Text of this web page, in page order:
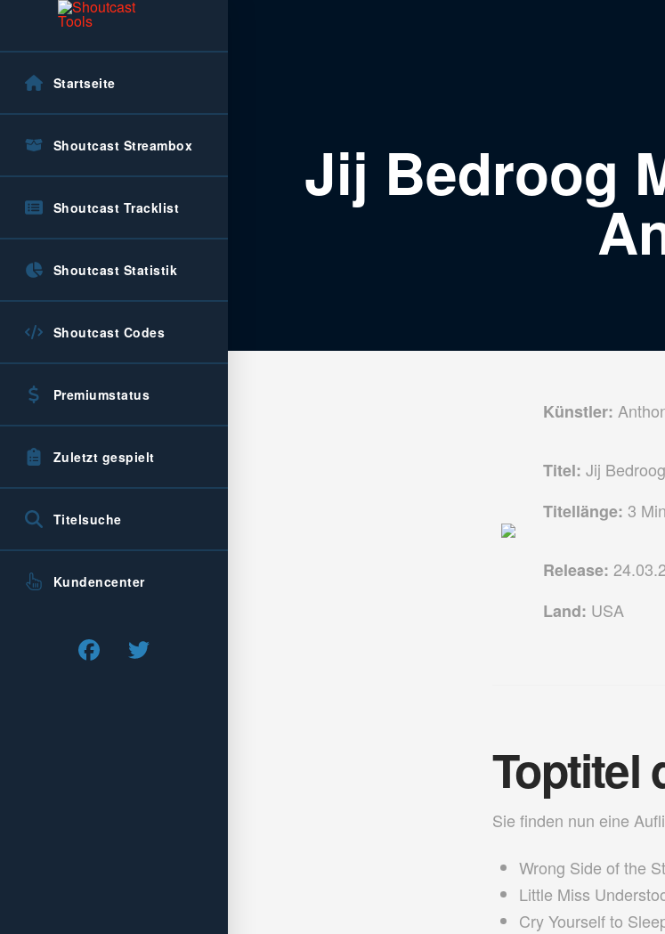
Startseite
Shoutcast Streambox
Shoutcast Tracklist
Shoutcast Statistik
Shoutcast Codes
Premiumstatus
Zuletzt gespielt
Titelsuche
Kundencenter
Jij Bedroog
Künstler:
Titel: Jij
Titellänge: 3
Release:
Land: USA
Toptitel
Sie finden nun eine
Wrong Side of the
Little Miss
Cry Yourself to